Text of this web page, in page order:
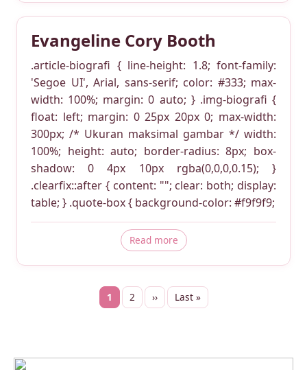
Evangeline Cory Booth
.article-biografi { line-height: 1.8; font-family:
'Segoe UI', Arial, sans-serif; color: #333; max-
width: 100%; margin: 0 auto; } .img-biografi {
float: left; margin: 0 25px 20px 0; max-width:
300px; /* Ukuran maksimal gambar */ width:
100%; height: auto; border-radius: 8px; box-
shadow: 0 4px 10px rgba(0,0,0,0.15); }
.clearfix::after { content: ""; clear: both; display:
table; } .quote-box { background-color: #f9f9f9;
Read moreabout Evangeline Cory Booth
Current page
1 Page
2 Next page
›› Last page
Last »